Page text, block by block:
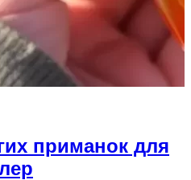
приманок для